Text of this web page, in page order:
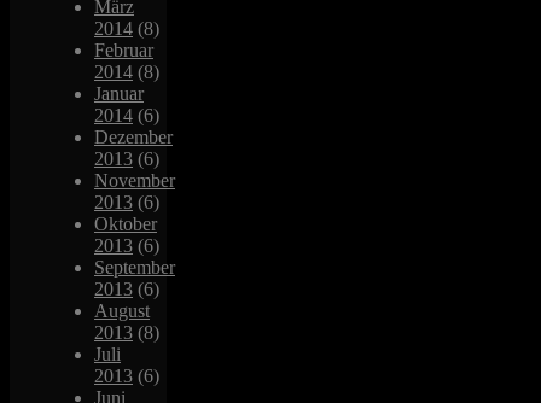
März
2014 (8)
Februar
2014 (8)
Januar
2014 (6)
Dezember
2013 (6)
November
2013 (6)
Oktober
2013 (6)
September
2013 (6)
August
2013 (8)
Juli
2013 (6)
Juni